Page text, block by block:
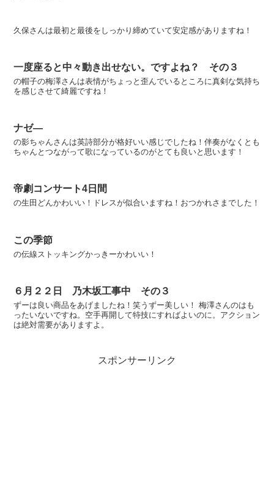
久保さんは最初と最後をしっかり締めていて安定感がありますね！
一度座ると中々動き出せない。ですよね？ その３
の帽子の梅澤さんは表情がちょっと歪んでいるところに真剣な気持ち
を感じさせて綺麗ですね！
ナゼ―
の影ちゃんさんは英詩部分が格好いい感じでしたね！伴奏がなくとも
ちゃんとつながって歌になっているのがとても良いと思います！
帝劇コンサート4日間
の生田どんかわいい！ドレスが似合いますね！おつかれさまでした！
この季節
の伝線ストッキングかっきーかわいい！
６月２２日 乃木坂工事中 その３
ずーは良い商品をあげましたね！笑うずー美しい！ 梅澤さんのはも
ったいないですね。空手再開して特技にすればよいのに。アクション
は絶対需要がありますよ。
スポンサーリンク